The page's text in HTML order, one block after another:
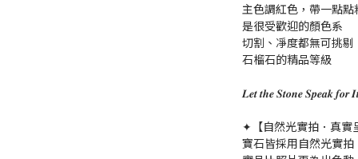
主色調紅色，帶一點點
是很受歡迎的顏色系
切割、凈度都無可挑剔
石榴石的精品等級
𝑳𝒆𝒕 𝒕𝒉𝒆 𝑺𝒕𝒐𝒏𝒆 𝑺𝒑𝒆𝒂𝒌 𝒇𝒐𝒓
✦【自然光實拍．真實
寶石皆採用自然光實拍